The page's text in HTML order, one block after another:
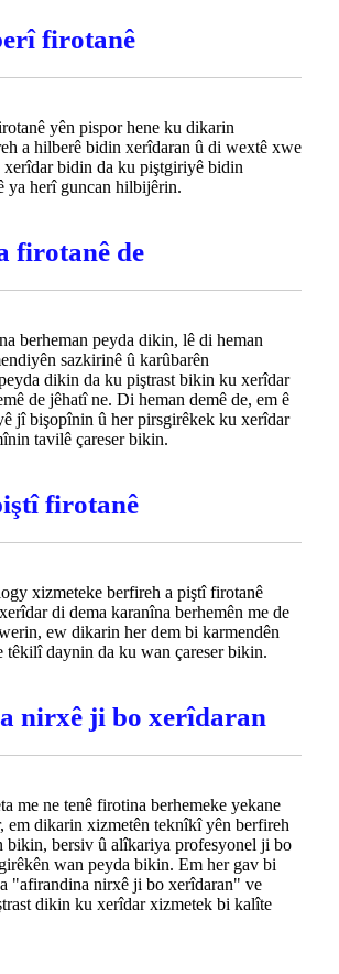
firotanê
yên pispor hene ku dikarin
a hilberê bidin xerîdaran û di wextê xwe
xerîdar bidin da ku piştgiriyê bidin
ya herî guncan hilbijêrin.
firotanê de
berheman peyda dikin, lê di heman
sazkirinê û karûbarên
dikin da ku piştrast bikin ku xerîdar
de jêhatî ne. Di heman demê de, em ê
jî bişopînin û her pirsgirêkek ku xerîdar
tavilê çareser bikin.
firotanê
xizmeteke berfireh a piştî firotanê
di dema karanîna berhemên me de
ew dikarin her dem bi karmendên
têkilî daynin da ku wan çareser bikin.
nirxê ji bo xerîdaran
me ne tenê firotina berhemeke yekane
em dikarin xizmetên teknîkî yên berfireh
bikin, bersiv û alîkariya profesyonel ji bo
wan peyda bikin. Em her gav bi
"afirandina nirxê ji bo xerîdaran" ve
dikin ku xerîdar xizmetek bi kalîte